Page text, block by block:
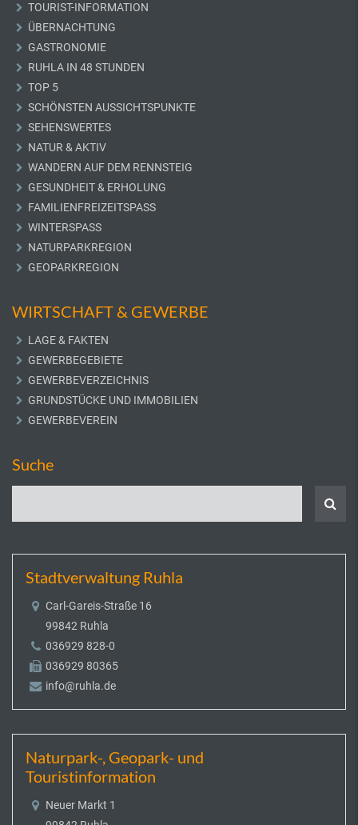
TOURIST-INFORMATION
ÜBERNACHTUNG
GASTRONOMIE
RUHLA IN 48 STUNDEN
TOP 5
SCHÖNSTEN AUSSICHTSPUNKTE
SEHENSWERTES
NATUR & AKTIV
WANDERN AUF DEM RENNSTEIG
GESUNDHEIT & ERHOLUNG
FAMILIENFREIZEITSPASS
WINTERSPASS
NATURPARKREGION
GEOPARKREGION
WIRTSCHAFT & GEWERBE
LAGE & FAKTEN
GEWERBEGEBIETE
GEWERBEVERZEICHNIS
GRUNDSTÜCKE UND IMMOBILIEN
GEWERBEVEREIN
Suche
Stadtverwaltung Ruhla
Carl-Gareis-Straße 16
99842 Ruhla
036929 828-0
036929 80365
info@ruhla.de
Naturpark-, Geopark- und
Touristinformation
Neuer Markt 1